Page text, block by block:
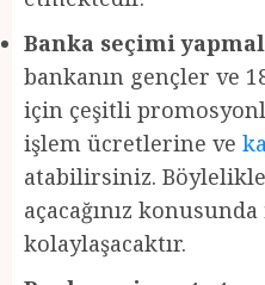
Banka seçimi
bankanın gençler ve
için çeşitli
işlem ücretlerine ve
atabilirsiniz.
açacağınız
kolaylaşacaktır.